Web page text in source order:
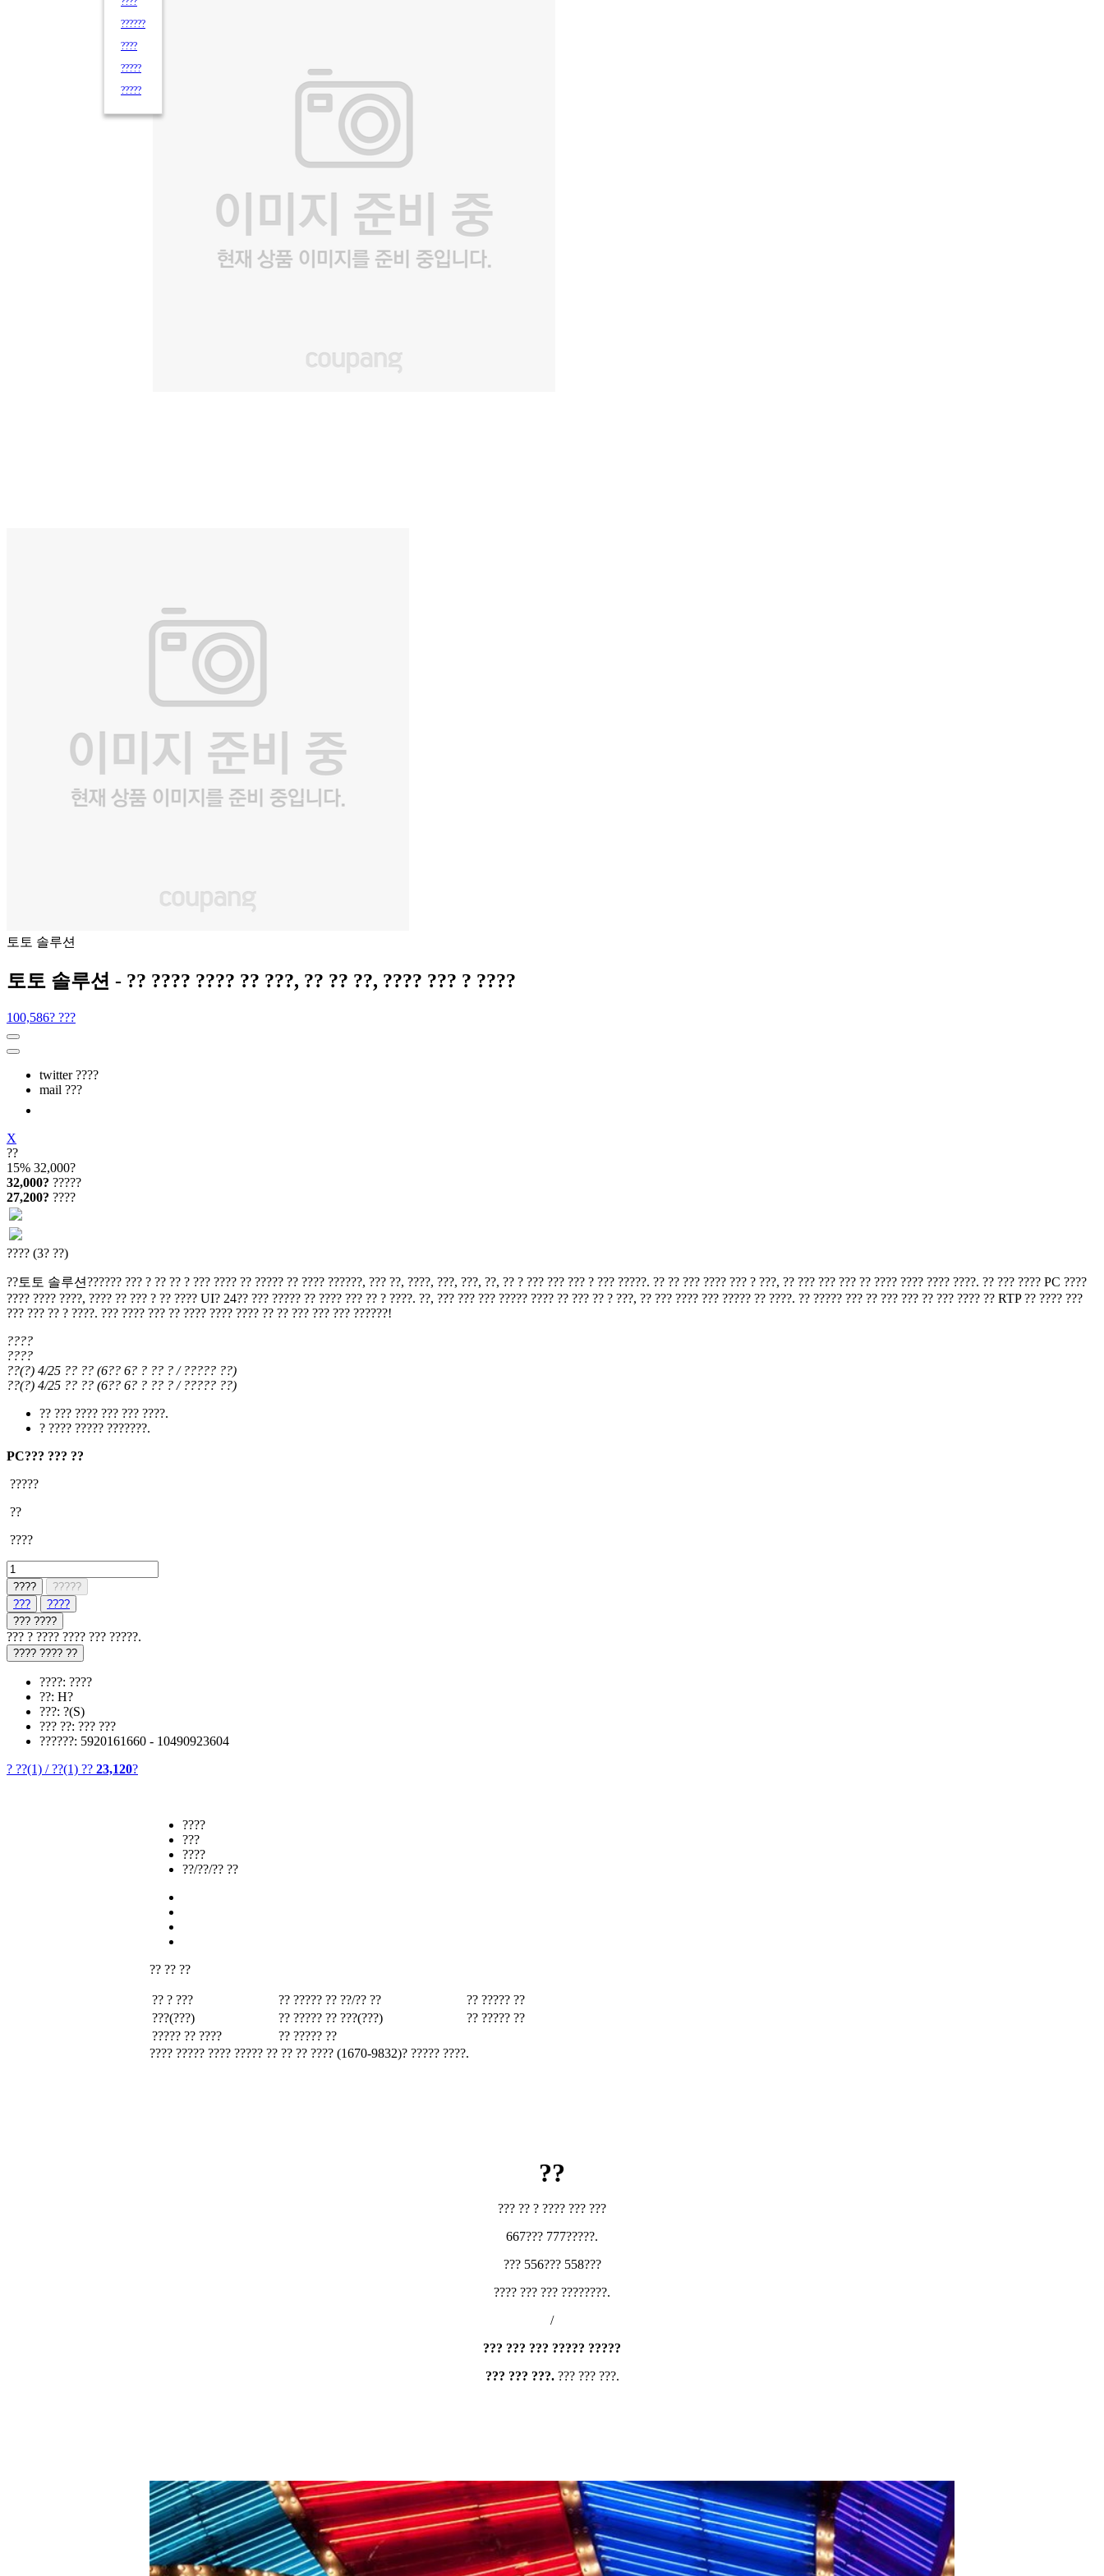
??????
????
?????
?????
토토 솔루션
토토 솔루션 - ?? ???? ???? ?? ???, ?? ?? ??, ???? ??? ? ????
100,586? ???
twitter ????
mail ???
X
??
15% 32,000?
32,000? ?????
27,200? ????
???? (3? ??)
??토토 솔루션?????? ??? ? ?? ?? ? ??? ???? ?? ????? ?? ???? ??????, ??? ??, ????, ???, ???, ??, ?? ? ??? ??? ??? ? ??? ?????. ?? ?? ??? ???? ??? ? ???, ?? ??? ??? ??? ?? ???? ???? ???? ????. ?? ??? ???? PC ????
???? ???? ????, ???? ?? ??? ? ?? ???? UI? 24?? ??? ????? ?? ???? ??? ?? ? ????. ??, ??? ??? ??? ????? ???? ?? ??? ?? ? ???, ?? ??? ???? ??? ????? ?? ????. ?? ????? ??? ?? ??? ??? ?? ??? ???? ?? RTP ?? ???? ???
??? ??? ?? ? ????. ??? ???? ??? ?? ???? ???? ???? ?? ?? ??? ??? ??? ??????!
????
????
??(?) 4/25 ?? ?? (6?? 6? ? ?? ? / ????? ??)
??(?) 4/25 ?? ?? (6?? 6? ? ?? ? / ????? ??)
?? ??? ???? ??? ??? ????.
? ???? ????? ???????.
PC??? ??? ??
?????
??
????
????
?????
???
????
??? ????
??? ? ???? ???? ??? ?????.
???? ???? ??
????: ????
??: H?
???: ?(S)
??? ??: ??? ???
??????: 5920161660 - 10490923604
? ??(1) / ??(1) ?? 23,120?
????
???
????
??/??/?? ??
?? ?? ??
?? ? ??? ?? ????? ?? ??/?? ??
?? ????? ??
???(???)
?? ????? ?? ???(???)
?? ????? ??
????? ?? ????
?? ????? ??
???? ????? ???? ????? ?? ?? ?? ???? (1670-9832)? ????? ????.
??
??? ?? ? ???? ??? ???
667??? 777?????.
??? 556??? 558???
???? ??? ??? ????????.
/
??? ??? ??? ????? ?????
??? ??? ???.??? ??? ???.